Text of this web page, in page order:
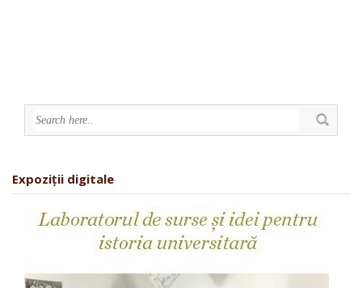
Expoziții digitale